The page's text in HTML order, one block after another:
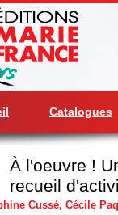
Catalogues
À l'oeuvre !
recueil
Cussé, Cécile